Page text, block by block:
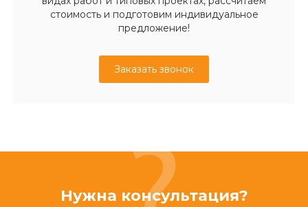
стоимость и подготовим индивидуальное
предложение!
Заказать звонок
Нужна консультация?